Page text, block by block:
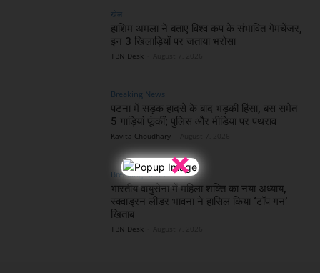
×
खेल
हाशिम अमला ने बताए विश्व कप के संभावित गेमचेंजर,
इन 3 खिलाड़ियों पर जताया भरोसा
TBN Desk
Breaking News
पटना में सड़क हादसे के बाद भड़की हिंसा, बस समेत
5 गाड़ियां फूंकीं; पुलिस और मीडिया पर पथराव
Kavita Choudhary
Breaking News
भारतीय वायुसेना में महिला शक्ति का नया अध्याय,
स्क्वाड्रन लीडर भावना ने हासिल किया ‘टॉप गन’
खिताब
TBN Desk